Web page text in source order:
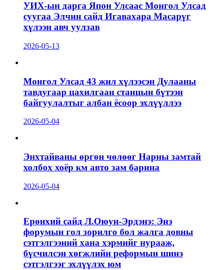
УИХ-ын дарга Япон Улсаас Монгол Улсад
суугаа Элчин сайд Игавахара Масарүг
хүлээн авч уулзав
2026-05-13
Монгол Улсад 43 жил хүлээсэн Дулааны
тавдугаар цахилгаан станцын бүтээн
байгуулалтыг албан ёсоор эхлүүллээ
2026-05-04
Энхтайваны өргөн чөлөөг Нарны замтай
холбох хоёр км авто зам барина
2026-05-04
Ерөнхий сайд Л.Оюун-Эрдэнэ: Энэ
форумын гол зорилго бол жалга довны
сэтгэлгээний хана хэрмийг нурааж,
бүсчилсэн хөгжлийн реформын шинэ
сэтгэлгээг эхлүүлэх юм